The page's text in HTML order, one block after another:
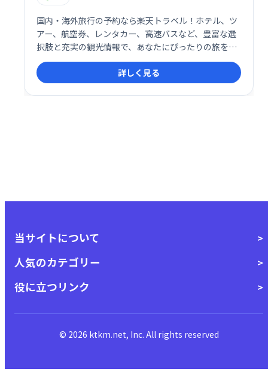
国内・海外旅行の予約なら楽天トラベル！ホテル、ツ
アー、航空券、レンタカー、高速バスなど、豊富な選
択肢と充実の観光情報で、あなたにぴったりの旅をサ
ポートします。日本最大級の宿泊予約サイトで、快適
な旅を計画しましょう。詳しく見る
当サイトについて
人気のカテゴリー
役に立つリンク
© 2026 ktkm.net, Inc. All rights reserved